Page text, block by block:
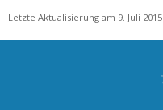
Letzte Aktualisierung am 9. Juli 2015